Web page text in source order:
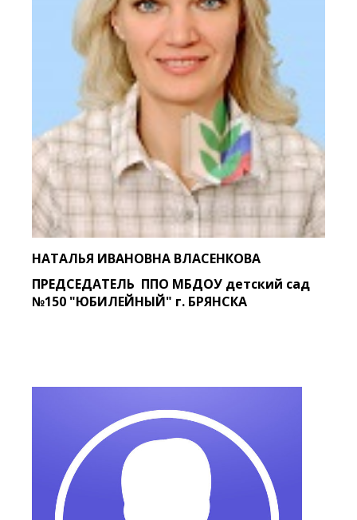
НАТАЛЬЯ ИВАНОВНА ВЛАСЕНКОВА
ПРЕДСЕДАТЕЛЬ ППО МБДОУ детский сад
№150 "ЮБИЛЕЙНЫЙ" г. БРЯНСКА